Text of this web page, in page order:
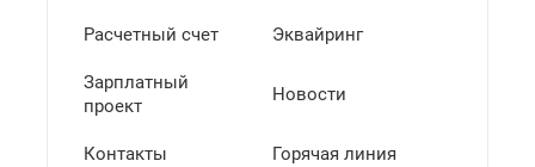
Расчетный счет Эквайринг
Зарплатный
проект
Новости
Контакты Горячая линия